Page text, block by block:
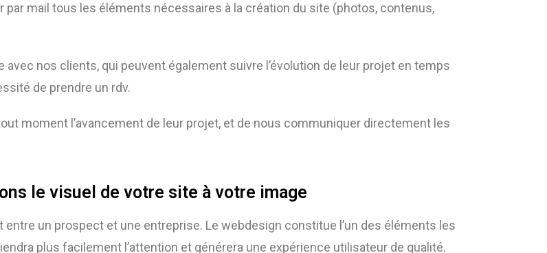
mail tous les éléments nécessaires à la création du site (photos, contenus,
avec nos clients, qui peuvent également suivre l’évolution de leur projet en temps
de prendre un rdv.
moment l’avancement de leur projet, et de nous communiquer directement les
le visuel de votre site à votre image
un prospect et une entreprise. Le webdesign constitue l’un des éléments les
plus facilement l’attention et générera une expérience utilisateur de qualité.